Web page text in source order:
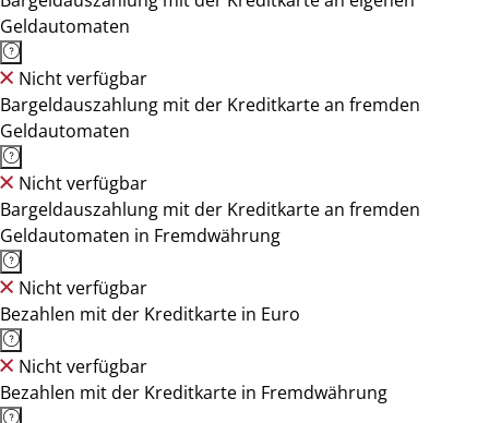
Geldautomaten
Nicht verfügbar
Bargeldauszahlung mit der Kreditkarte an fremden
Geldautomaten
Nicht verfügbar
Bargeldauszahlung mit der Kreditkarte an fremden
Geldautomaten in Fremdwährung
Nicht verfügbar
Bezahlen mit der Kreditkarte in Euro
Nicht verfügbar
Bezahlen mit der Kreditkarte in Fremdwährung